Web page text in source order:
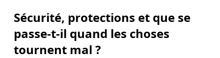
Sécurité, protections et que se
passe‑t‑il quand les choses
tournent mal ?